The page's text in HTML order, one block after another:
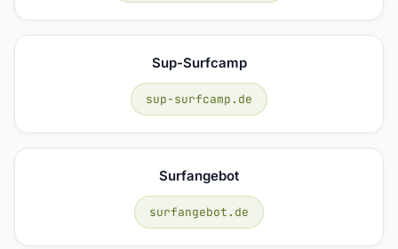
Sup-Surfcamp
sup-surfcamp.de
Surfangebot
surfangebot.de